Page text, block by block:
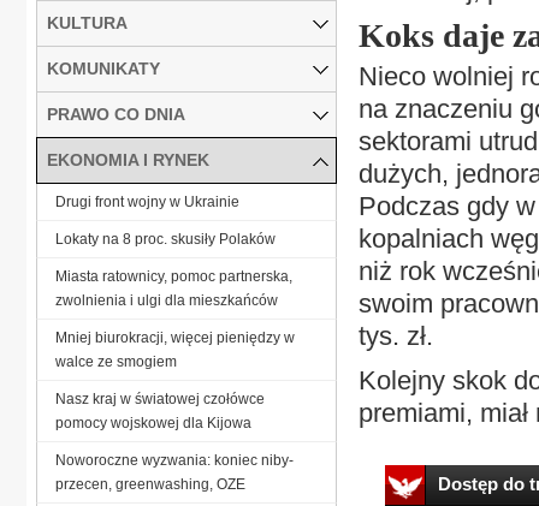
Koks daje
Nieco wolniej
na znaczeniu
sektorami
dużych,
Podczas gdy
kopalniach
niż rok
swoim
tys. zł.
Kolejny skok
premiami,
Dostęp do
KULTURA
KOMUNIKATY
PRAWO CO DNIA
EKONOMIA I RYNEK
Drugi front wojny w Ukrainie
Lokaty na 8 proc. skusiły Polaków
Miasta ratownicy, pomoc partnerska,
zwolnienia i ulgi dla mieszkańców
Mniej biurokracji, więcej pieniędzy w
walce ze smogiem
Nasz kraj w światowej czołówce
pomocy wojskowej dla Kijowa
Noworoczne wyzwania: koniec niby-
przecen, greenwashing, OZE